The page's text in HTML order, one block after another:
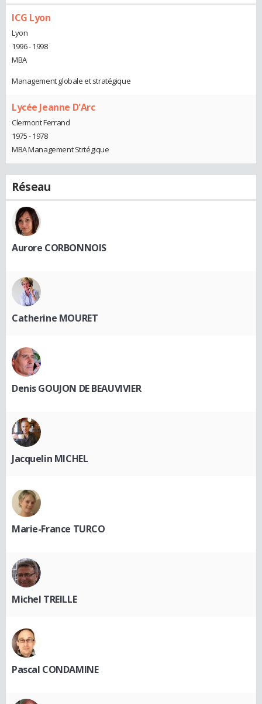
ICG Lyon
Lyon
1996 - 1998
MBA
Management globale et stratégique
Lycée Jeanne D'Arc
Clermont Ferrand
1975 - 1978
MBA Management Strtégique
Réseau
Aurore CORBONNOIS
Catherine MOURET
Denis GOUJON DE BEAUVIVIER
Jacquelin MICHEL
Marie-France TURCO
Michel TREILLE
Pascal CONDAMINE